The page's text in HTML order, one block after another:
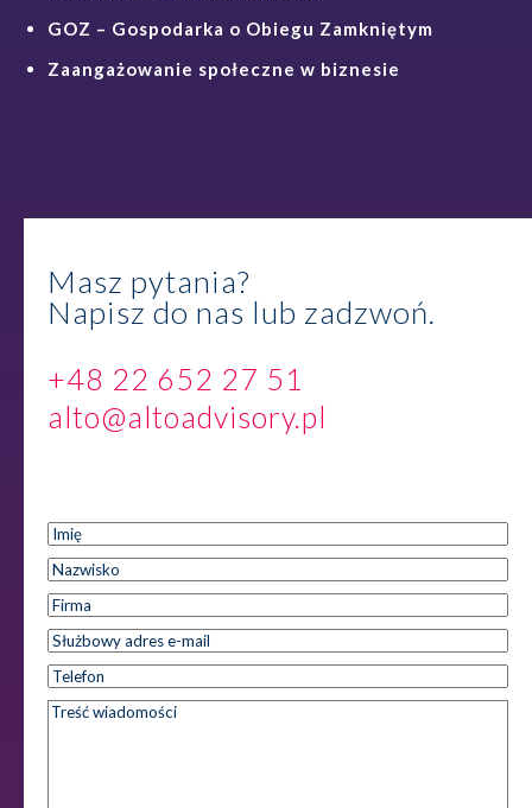
GOZ – Gospodarka o Obiegu Zamkniętym
Zaangażowanie społeczne w biznesie
Masz pytania?
Napisz do nas lub zadzwoń.
+48 22 652 27 51
alto@altoadvisory.pl
Imię*
Imię
Nazwisko
Nazwisko
Firma
Służbowy
adres e-
mail
*
Telefon
Treść
*